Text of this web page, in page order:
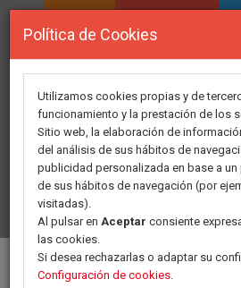
Política de Cookies
Utilizamos cookies propias y de
funcionamiento y la prestación de los
Sitio web, la elaboración de
del análisis de sus hábitos de
publicidad personalizada en base a
de sus hábitos de navegación (por
visitadas).
Al pulsar en Aceptar consiente
las cookies.
Si desea rechazarlas o adaptar su
Configuración de cookies.
DIRECTORIO DE
RECURSOS
GRUPOS DE TRABAJO
COMUNICADOS
Díptico